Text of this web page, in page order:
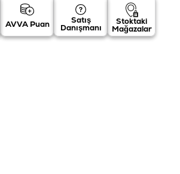
AVVA Puan Satış
Danışmanı
Stoktaki
Mağazalar